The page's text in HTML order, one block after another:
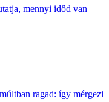
mennyi időd van
ragad: így mérgezi